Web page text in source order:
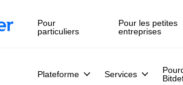
en cybersécurité : webinaire en direct,
Pour
particuliers
Pour les petites
entreprises
Plateforme Services